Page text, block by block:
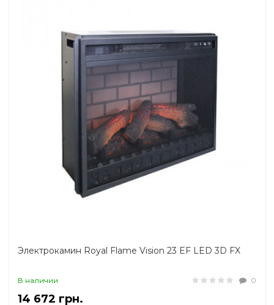
Электрокамин Royal Flame Vision 23 EF LED 3D FX
В наличии 0
14 672 грн.